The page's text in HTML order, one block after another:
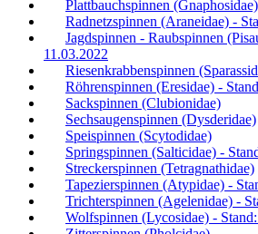
Plattbauchspinnen (Gnaphosidae)
Radnetzspinnen (Araneidae) -
Jagdspinnen - Raubspinnen
11.03.2022
Riesenkrabbenspinnen
Röhrenspinnen (Eresidae) -
Sackspinnen (Clubionidae)
Sechsaugenspinnen (Dysderidae)
Speispinnen (Scytodidae)
Springspinnen (Salticidae) -
Streckerspinnen (Tetragnathidae)
Tapezierspinnen (Atypidae) -
Trichterspinnen (Agelenidae) -
Wolfspinnen (Lycosidae) -